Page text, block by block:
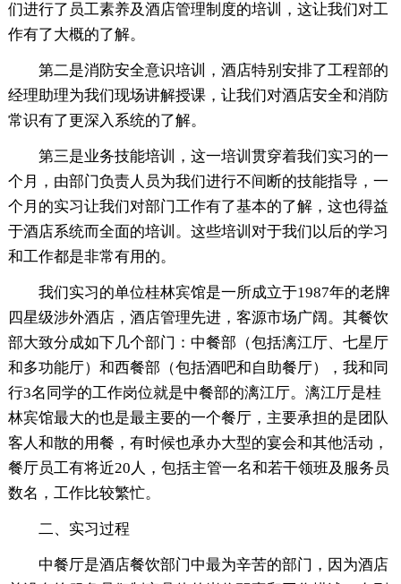
们进行了员工素养及酒店管理制度的培训，这让我们对工
作有了大概的了解。
第二是消防安全意识培训，酒店特别安排了工程部的
经理助理为我们现场讲解授课，让我们对酒店安全和消防
常识有了更深入系统的了解。
第三是业务技能培训，这一培训贯穿着我们实习的一
个月，由部门负责人员为我们进行不间断的技能指导，一
个月的实习让我们对部门工作有了基本的了解，这也得益
于酒店系统而全面的培训。这些培训对于我们以后的学习
和工作都是非常有用的。
我们实习的单位桂林宾馆是一所成立于1987年的老牌
四星级涉外酒店，酒店管理先进，客源市场广阔。其餐饮
部大致分成如下几个部门：中餐部（包括漓江厅、七星厅
和多功能厅）和西餐部（包括酒吧和自助餐厅），我和同
行3名同学的工作岗位就是中餐部的漓江厅。漓江厅是桂
林宾馆最大的也是最主要的一个餐厅，主要承担的是团队
客人和散的用餐，有时候也承办大型的宴会和其他活动，
餐厅员工有将近20人，包括主管一名和若干领班及服务员
数名，工作比较繁忙。
二、实习过程
中餐厅是酒店餐饮部门中最为辛苦的部门，因为酒店